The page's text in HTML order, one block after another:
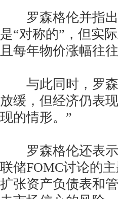
罗森格伦并指出
是“对称的”，但实
且每年物价涨幅往往
与此同时，罗森
放缓，但经济仍表
现的情形。”
罗森格伦还表示
联储FOMC讨论的
扩张资产负债表和